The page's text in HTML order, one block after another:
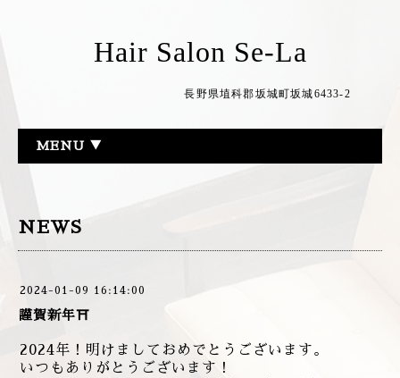
Hair Salon Se-La
長野県埴科郡坂城町坂城6433-2
MENU ▼
NEWS
2024-01-09 16:14:00
謹賀新年⛩
2024年！明けましておめでとうございます。
いつもありがとうございます！